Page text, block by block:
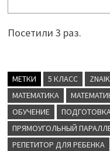
Посетили 3 раз.
МЕТКИ 5 КЛАСС
МАТЕМАТИКА
ОБУЧЕНИЕ
ПОДГОТОВКА
ПРЯМОУГОЛЬНЫЙ
РЕПЕТИТОР ДЛЯ РЕБЕНКА